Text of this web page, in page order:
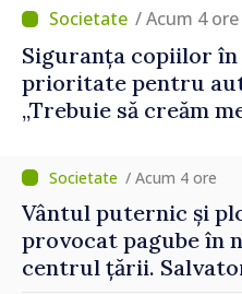
/ Acum 4 ore
Siguranța copiilor
prioritate pentru
„Trebuie să creăm
/ Acum 4 ore
Vântul puternic și
provocat pagube în
centrul țării.